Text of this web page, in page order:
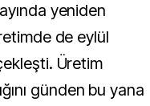
yeniden
de eylül
Üretim
günden bu yana